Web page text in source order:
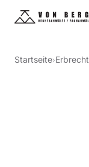
Startseite›Erbrecht